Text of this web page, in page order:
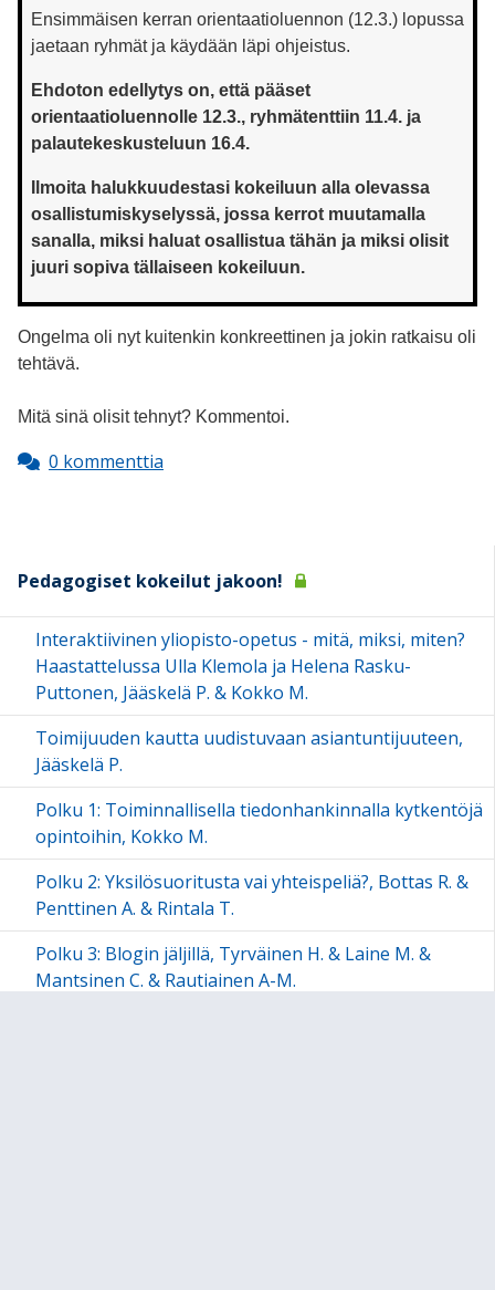
Ensimmäisen kerran orientaatioluennon (12.3.) lopussa
jaetaan ryhmät ja käydään läpi ohjeistus.
Ehdoton edellytys on, että pääset
orientaatioluennolle 12.3., ryhmätenttiin 11.4. ja
palautekeskusteluun 16.4.
Ilmoita halukkuudestasi kokeiluun alla olevassa
osallistumiskyselyssä, jossa kerrot muutamalla
sanalla, miksi haluat osallistua tähän ja miksi olisit
juuri sopiva tällaiseen kokeiluun.
Ongelma oli nyt kuitenkin konkreettinen ja jokin ratkaisu oli
tehtävä.
Mitä sinä olisit tehnyt? Kommentoi.
0 kommenttia
Pedagogiset kokeilut jakoon!
Interaktiivinen yliopisto-opetus - mitä, miksi, miten?
Haastattelussa Ulla Klemola ja Helena Rasku-
Puttonen, Jääskelä P. & Kokko M.
Toimijuuden kautta uudistuvaan asiantuntijuuteen,
Jääskelä P.
Polku 1: Toiminnallisella tiedonhankinnalla kytkentöjä
opintoihin, Kokko M.
Polku 2: Yksilösuoritusta vai yhteispeliä?, Bottas R. &
Penttinen A. & Rintala T.
Polku 3: Blogin jäljillä, Tyrväinen H. & Laine M. &
Mantsinen C. & Rautiainen A-M.